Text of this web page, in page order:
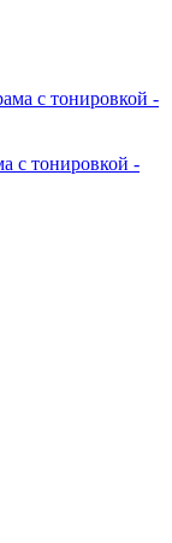
с тонировкой -